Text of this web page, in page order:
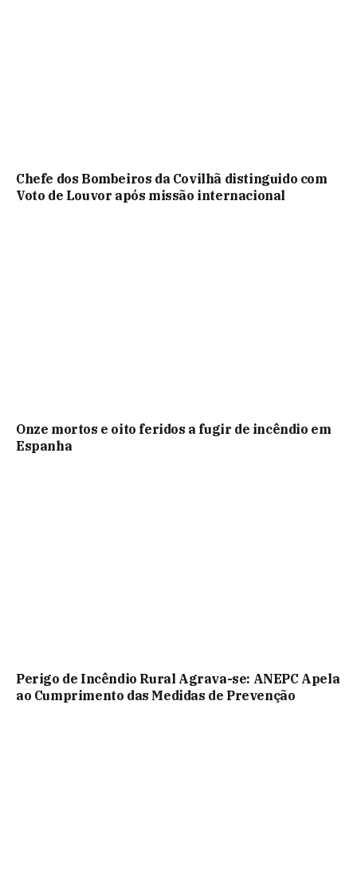
Chefe dos Bombeiros da Covilhã distinguido com
Voto de Louvor após missão internacional
Onze mortos e oito feridos a fugir de incêndio em
Espanha
Perigo de Incêndio Rural Agrava-se: ANEPC Apela
ao Cumprimento das Medidas de Prevenção